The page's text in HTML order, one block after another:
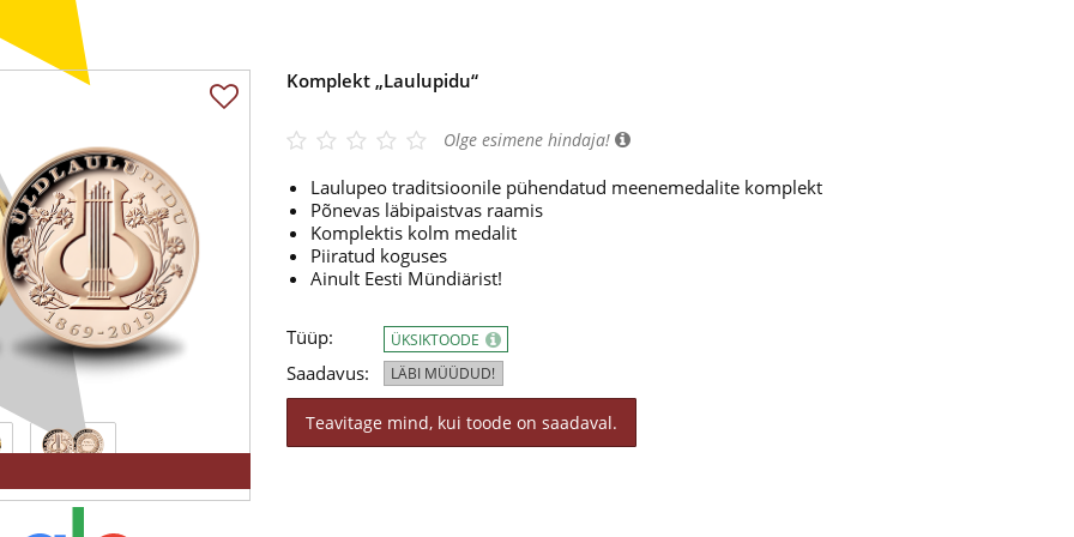
Komplekt „Laulupidu“
Olge esimene hindaja!
Laulupeo traditsioonile pühendatud meenemedalite komplekt
Põnevas läbipaistvas raamis
Komplektis kolm medalit
Piiratud koguses
Ainult Eesti Mündiärist!
Tüüp:
Saadavus:
ÜKSIKTOODE
LÄBI MÜÜDUD!
Teavitage mind, kui toode on saadaval.